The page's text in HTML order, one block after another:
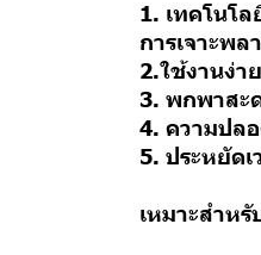
1. เทคโนโ
การเจาะพล
2.ใช้งานง่า
3. พกพาสะ
4. ความปล
5. ประหยัด
เหมาะสำหรั